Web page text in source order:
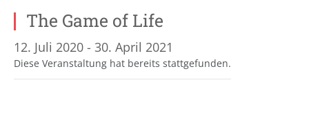
The Game of Life
12. Juli 2020 - 30. April 2021
Diese Veranstaltung hat bereits stattgefunden.